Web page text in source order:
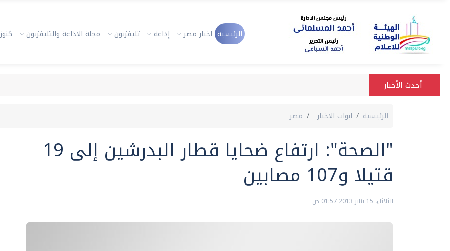
الرئيسية اخبار مصر إذاعة تليفزيون مجلة الاذاعة والتليفزيون كنوز
أحدث الأخبار
الرئيسية ابواب الاخبار مصر
"الصحة": ارتفاع ضحايا قطار البدرشين إلى 19
قتيلا و107 مصابين
الثلاثاء، 15 يناير 2013 01:57 ص